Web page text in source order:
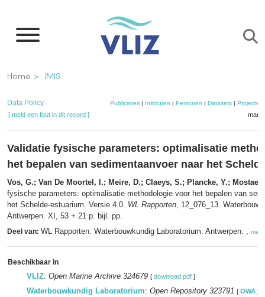
naar
inhoud
gaan
Kruimelpad
Home IMIS
Data Policy Publicaties| Instituten | Personen | Datasets| Projecten
[ meld een fout in dit record ]
Validatie fysische parameters: optimalisatie
het bepalen van sedimentaanvoer naar het
Vos, G.; Van De Moortel, I.; Meire, D.; Claeys, S.; Plancke, Y.;
fysische parameters: optimalisatie methodologie voor het bepalen van
het Schelde-estuarium. Versie 4.0. WL Rapporten, 12_076_13.
Antwerpen. XI, 53 + 21 p. bijl. pp.
Deel van: WL Rapporten. Waterbouwkundig Laboratorium: Antwerpen. , meer
Beschikbaar in
VLIZ: Open Marine Archive 324679 [ download pdf ]
Waterbouwkundig Laboratorium: Open Repository 323791 [ OWA ]